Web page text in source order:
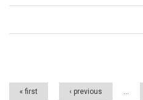
« first ‹ previous …